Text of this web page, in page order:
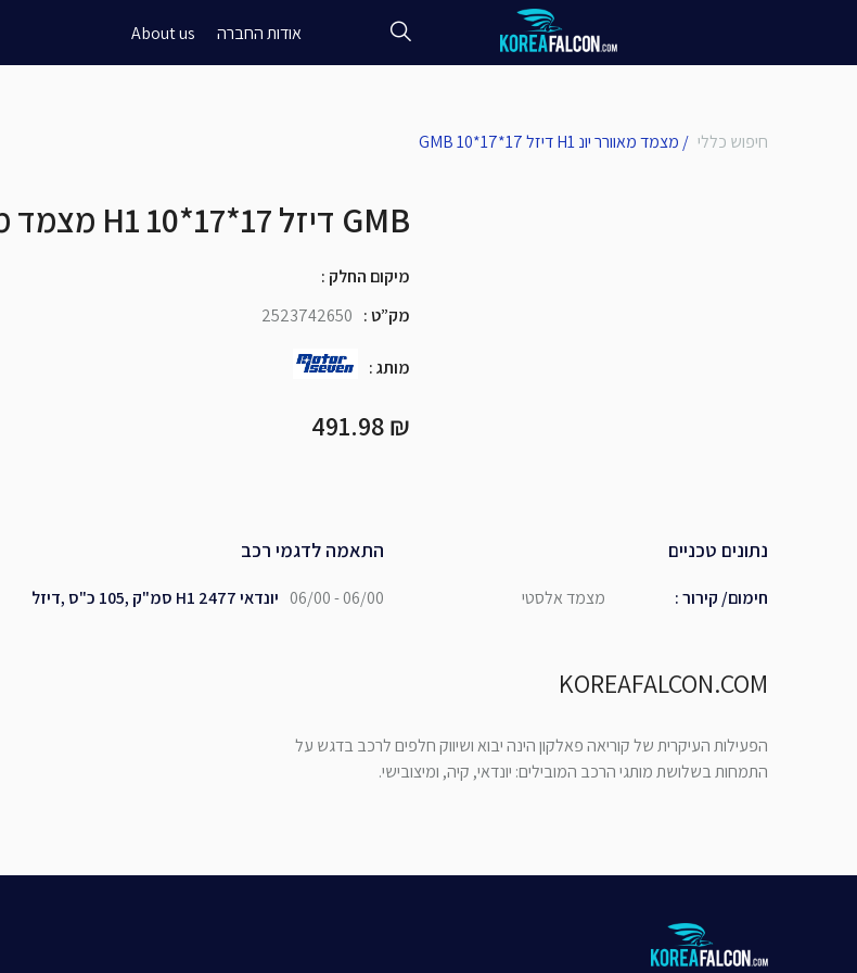
About us אודות החברה
מצמד מאוורר יונ H1 דיזל 17*17*10 GMB / חיפוש כללי
מצמד מאוורר יונ H1 דיזל 17*17*10 GMB
: מיקום החלק
2523742650 :מק”ט
:מותג
₪ 491.98
התאמה לדגמי רכב
יונדאי H1 2477 סמ"ק ,105 כ"ס ,דיזל 06/00 - 06/00
נתונים טכניים
מצמד אלסטי :חימום/ קירור
KOREAFALCON.COM
הפעילות העיקרית של קוריאה פאלקון הינה יבוא ושיווק חלפים לרכב בדגש על
התמחות בשלושת מותגי הרכב המובילים: יונדאי, קיה, ומיצובישי.